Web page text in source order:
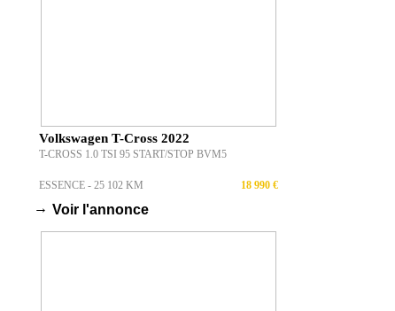
Volkswagen T-Cross 2022
T-CROSS 1.0 TSI 95 START/STOP BVM5
ESSENCE - 25 102 KM 18 990 €
→ Voir l'annonce